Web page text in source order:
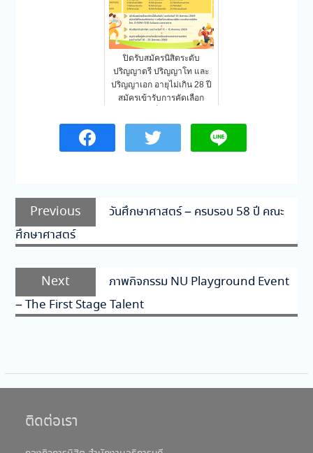
ปิดรับสมัครนิสิตระดับ
ปริญญาตรี ปริญญาโท และ
ปริญญาเอก อายุไม่เกิน 28 ปี
สมัครเข้ารับการคัดเลือก
แนะแนว
เรื่อง
Previous
Previous
post:
วันศึกษาศาสตร์ – ครบรอบ 58 ปี คณะ
ศึกษาศาสตร์
Next
Next
post:
ภาพกิจกรรม NU Playground Event
– The First Stage Talent
ติดต่อเรา